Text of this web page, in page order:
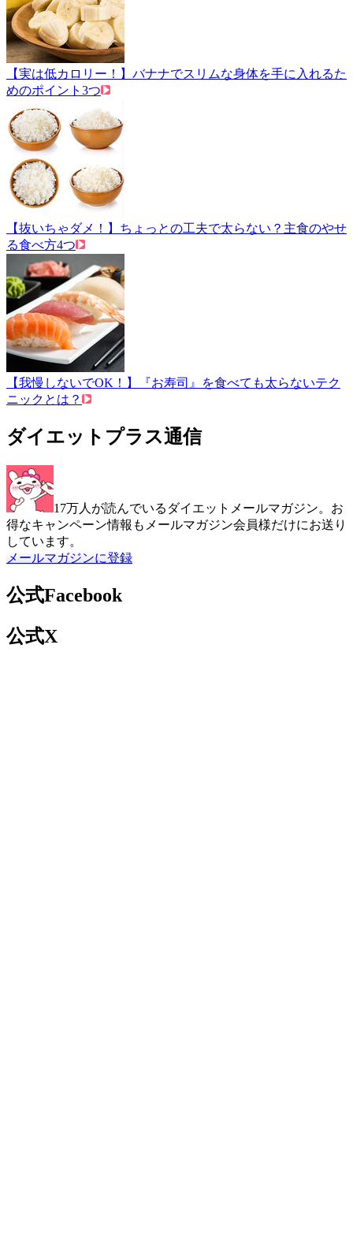
【実は低カロリー！】バナナでスリムな身体を手に入れるた
めのポイント3つ
【抜いちゃダメ！】ちょっとの工夫で太らない？主食のやせ
る食べ方4つ
【我慢しないでOK！】『お寿司』を食べても太らないテク
ニックとは？
ダイエットプラス通信
17万人が読んでいるダイエットメールマガジン。お
得なキャンペーン情報もメールマガジン会員様だけにお送り
しています。
メールマガジンに登録
公式Facebook
公式X